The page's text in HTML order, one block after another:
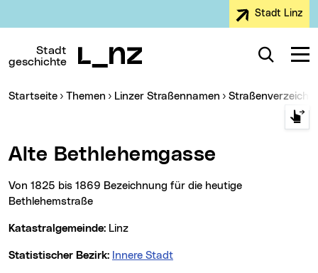
Stadt Linz
Stadt
geschichte
Suche
Sie sind hier:
Startseite Themen Linzer Straßennamen
Alte Bethlehemgasse
Von 1825 bis 1869 Bezeichnung für die heutige
Bethlehemstraße
Katastralgemeinde: Linz
Statistischer Bezirk: Innere Stadt